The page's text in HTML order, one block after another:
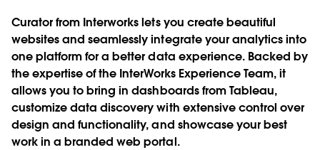
Curator from Interworks lets you create beautiful
websites and seamlessly integrate your analytics into
one platform for a better data experience. Backed by
the expertise of the InterWorks Experience Team, it
allows you to bring in dashboards from Tableau,
customize data discovery with extensive control over
design and functionality, and showcase your best
work in a branded web portal.